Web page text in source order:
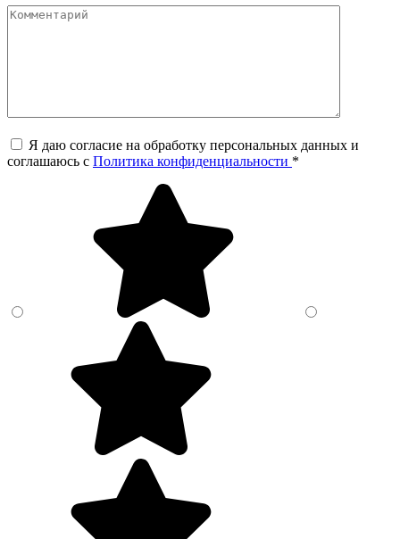
Я даю согласие на обработку персональных данных и
соглашаюсь c Политика конфиденциальности *